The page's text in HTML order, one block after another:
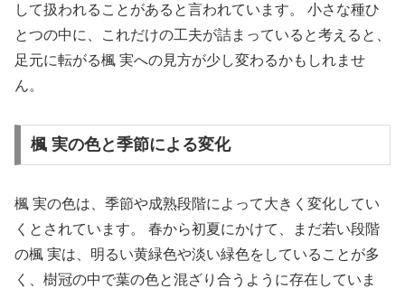
して扱われることがあると言われています。 小さな種ひ
とつの中に、これだけの工夫が詰まっていると考えると、
足元に転がる楓 実への見方が少し変わるかもしれませ
ん。
楓 実の色と季節による変化
楓 実の色は、季節や成熟段階によって大きく変化してい
くとされています。 春から初夏にかけて、まだ若い段階
の楓 実は、明るい黄緑色や淡い緑色をしていることが多
く、樹冠の中で葉の色と混ざり合うように存在していま